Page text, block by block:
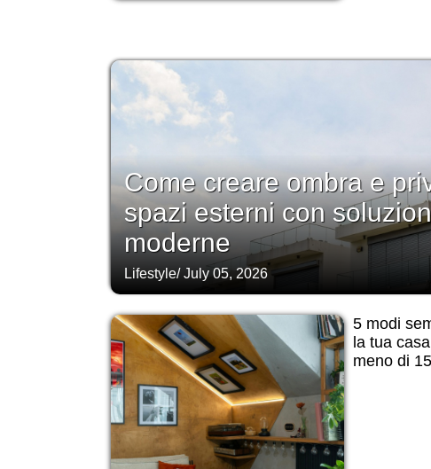
Come creare ombra e
spazi esterni con
moderne
Lifestyle/July 05, 2026
5 modi
la tua
meno di